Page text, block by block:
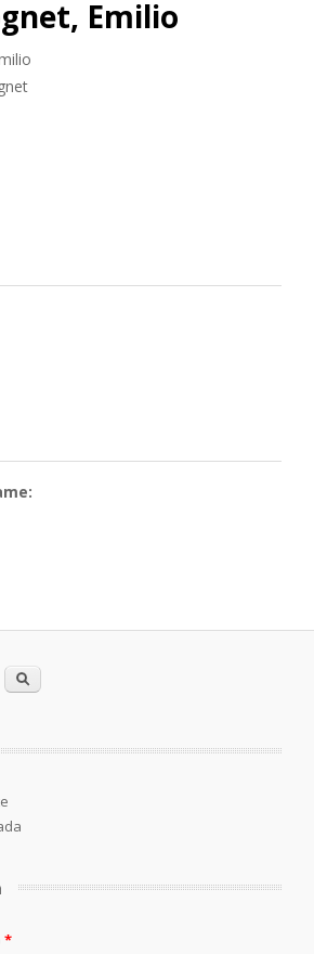
Emilio
Buscar
*